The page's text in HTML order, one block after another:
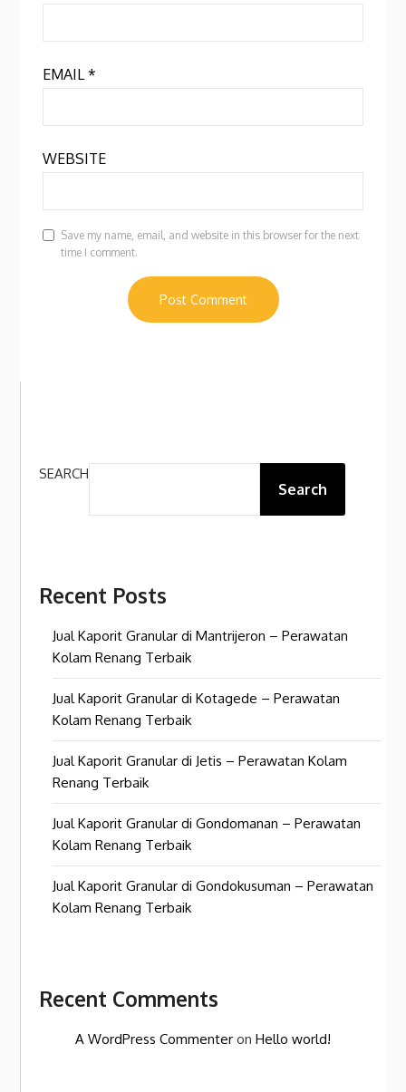
EMAIL*
WEBSITE
Save my name, email, and website in this browser for the next
time I comment.
SEARCH
Search
Recent Posts
Jual Kaporit Granular di Mantrijeron – Perawatan
Kolam Renang Terbaik
Jual Kaporit Granular di Kotagede – Perawatan
Kolam Renang Terbaik
Jual Kaporit Granular di Jetis – Perawatan Kolam
Renang Terbaik
Jual Kaporit Granular di Gondomanan – Perawatan
Kolam Renang Terbaik
Jual Kaporit Granular di Gondokusuman – Perawatan
Kolam Renang Terbaik
Recent Comments
A WordPress Commenter onHello world!